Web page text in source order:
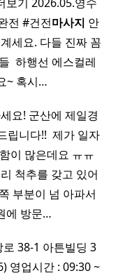
전 #건전마사지 안
세요. 다들 진짜 꼼
하행선 에스컬레
~ 혹시…
요! 군산에 제일경
립니다!! ​ 제가 일자
이 많은데요 ㅠㅠ
척추를 갖고 있어
부분이 넘 아파서
에 방문…
38-1 아튼빌딩 3
영업시간 : 09:30 ~